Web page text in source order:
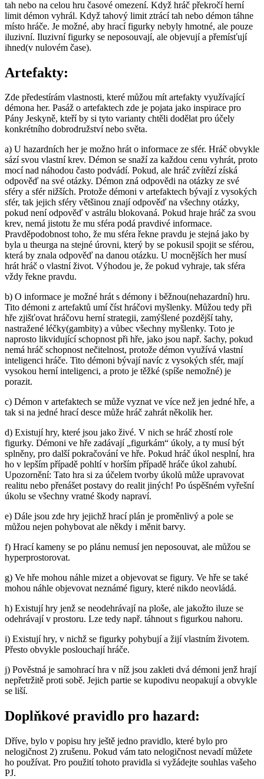
tah nebo na celou hru časové omezení. Když hráč překročí herní
limit démon vyhrál. Když tahový limit ztrácí tah nebo démon táhne
místo hráče. Je možné, aby hrací figurky nebyly hmotné, ale pouze
iluzivní. Iluzivní figurky se neposouvají, ale objevují a přemísťují
ihned(v nulovém čase).
Artefakty:
Zde předestírám vlastnosti, které můžou mít artefakty využívající
démona her. Pasáž o artefaktech zde je pojata jako inspirace pro
Pány Jeskyně, kteří by si tyto varianty chtěli dodělat pro účely
konkrétního dobrodružství nebo světa.
a) U hazardních her je možno hrát o informace ze sfér. Hráč obvykle
sází svou vlastní krev. Démon se snaží za každou cenu vyhrát, proto
mocí nad náhodou často podvádí. Pokud, ale hráč zvítězí získá
odpověď na své otázky. Démon zná odpovědi na otázky ze své
sféry a sfér nižších. Protože démoni v artefaktech bývají z vysokých
sfér, tak jejich sféry většinou znají odpověď na všechny otázky,
pokud není odpověď v astrálu blokovaná. Pokud hraje hráč za svou
krev, nemá jistotu že mu sféra podá pravdivé informace.
Pravděpodobnost toho, že mu sféra řekne pravdu je stejná jako by
byla u theurga na stejné úrovni, který by se pokusil spojit se sférou,
která by znala odpověď na danou otázku. U mocnějších her musí
hrát hráč o vlastní život. Výhodou je, že pokud vyhraje, tak sféra
vždy řekne pravdu.
b) O informace je možné hrát s démony i běžnou(nehazardní) hru.
Tito démoni z artefaktů umí číst hráčovi myšlenky. Můžou tedy při
hře zjišťovat hráčovu herní strategii, zamýšlené pozdější tahy,
nastražené léčky(gambity) a vůbec všechny myšlenky. Toto je
naprosto likvidující schopnost při hře, jako jsou např. šachy, pokud
nemá hráč schopnost nečitelnost, protože démon využívá vlastní
inteligenci hráče. Tito démoni bývají navíc z vysokých sfér, mají
vysokou herní inteligenci, a proto je těžké (spíše nemožné) je
porazit.
c) Démon v artefaktech se může vyznat ve více než jen jedné hře, a
tak si na jedné hrací desce může hráč zahrát několik her.
d) Existují hry, které jsou jako živé. V nich se hráč zhostí role
figurky. Démoni ve hře zadávají „figurkám“ úkoly, a ty musí být
splněny, pro další pokračování ve hře. Pokud hráč úkol nesplní, hra
ho v lepším případě pohltí v horším případě hráče úkol zahubí.
Upozornění: Tato hra si za účelem tvorby úkolů může upravovat
realitu nebo přenášet postavy do realit jiných! Po úspěšném vyřešní
úkolu se všechny vratné škody napraví.
e) Dále jsou zde hry jejichž hrací plán je proměnlivý a pole se
můžou nejen pohybovat ale někdy i měnit barvy.
f) Hrací kameny se po plánu nemusí jen neposouvat, ale můžou se
hyperprostorovat.
g) Ve hře mohou náhle mizet a objevovat se figury. Ve hře se také
mohou náhle objevovat neznámé figury, které nikdo neovládá.
h) Existují hry jenž se neodehrávají na ploše, ale jakožto iluze se
odehrávají v prostoru. Lze tedy např. táhnout s figurkou nahoru.
i) Existují hry, v nichž se figurky pohybují a žijí vlastním životem.
Přesto obvykle poslouchají hráče.
j) Pověstná je samohrací hra v níž jsou zakleti dvá démoni jenž hrají
nepřetržitě proti sobě. Jejich partie se kupodivu neopakují a obvykle
se liší.
Doplňkové pravidlo pro hazard:
Dříve, bylo v popisu hry ještě jedno pravidlo, které bylo pro
nelogičnost 2) zrušenu. Pokud vám tato nelogičnost nevadí můžete
ho používat. Pro použití tohoto pravidla si vyžádejte souhlas vašeho
PJ.